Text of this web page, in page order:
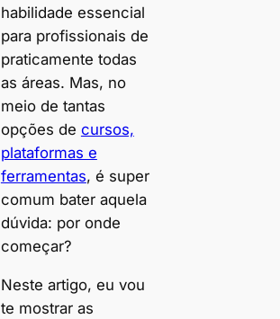
habilidade essencial
para profissionais de
praticamente todas
as áreas. Mas, no
meio de tantas
opções de cursos,
plataformas e
ferramentas, é super
comum bater aquela
dúvida: por onde
começar?
Neste artigo, eu vou
te mostrar as